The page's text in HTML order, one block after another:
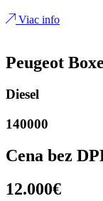
Viac info
Peugeot
Diesel
140000
Cena bez
12.000€